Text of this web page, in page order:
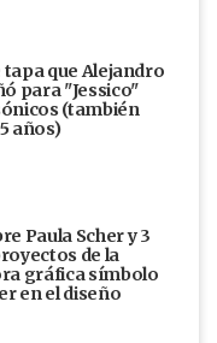
tapa que Alejandro
para "Jessico"
(también
años)
Paula Scher y 3
de la
gráfica símbolo
en el diseño